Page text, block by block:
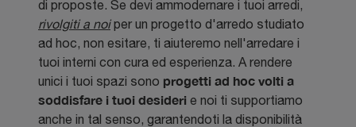
di proposte. Se devi ammodernare i tuoi arredi,
rivolgiti a noiper un progetto d'arredo studiato
ad hoc, non esitare, ti aiuteremo nell'arredare i
tuoi interni con cura ed esperienza. A rendere
unici i tuoi spazi sono progetti ad hoc volti a
soddisfare i tuoi desideri e noi ti supportiamo
anche in tal senso, garantendoti la disponibilità